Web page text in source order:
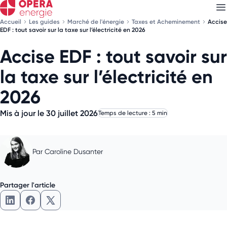
Accueil Les guides Marché de l'énergie Taxes et Acheminement
Accise
EDF : tout savoir sur la taxe sur l’électricité en 2026
Accise EDF : tout savoir sur
la taxe sur l’électricité en
2026
Mis à jour le 30 juillet 2026Temps de lecture : 5 min
Par Caroline Dusanter
Partager l'article
Partager l'article sur LinkedIn
Partager l'article sur Facebook
Partager l'article sur X
Découvrez nosnewsletters
Choisissez les newsletters qui vous intéressent